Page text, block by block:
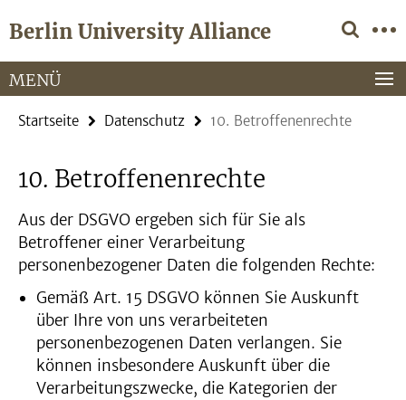
direkt
Inhalt
Berlin University Alliance
Service-
Navigation
MENÜ
Startseite Datenschutz 10. Betroffenenrechte
10. Betroffenenrechte
Aus der DSGVO ergeben sich für Sie als
Betroffener einer Verarbeitung
personenbezogener Daten die folgenden Rechte:
Gemäß Art. 15 DSGVO können Sie Auskunft
über Ihre von uns verarbeiteten
personenbezogenen Daten verlangen. Sie
können insbesondere Auskunft über die
Verarbeitungszwecke, die Kategorien der